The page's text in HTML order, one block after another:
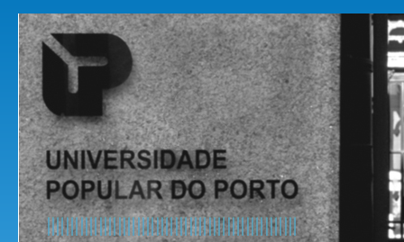
Universidade
Popular do
Porto
Associação
Cultural